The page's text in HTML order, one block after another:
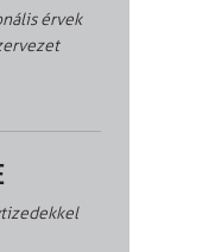
érvek